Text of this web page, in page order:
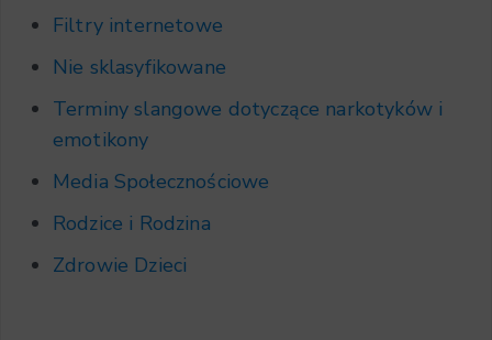
Filtry internetowe
Nie sklasyfikowane
Terminy slangowe dotyczące narkotyków i
emotikony
Media Społecznościowe
Rodzice i Rodzina
Zdrowie Dzieci